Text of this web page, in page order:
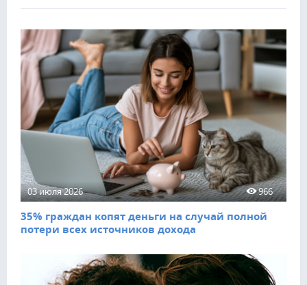
03 июля 2026 966
35% граждан копят деньги на случай полной
потери всех источников дохода